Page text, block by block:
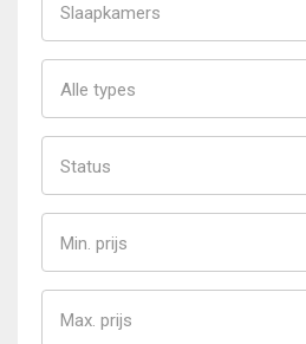
Slaapkamers
Alle types
Status
Min. prijs
Max. prijs